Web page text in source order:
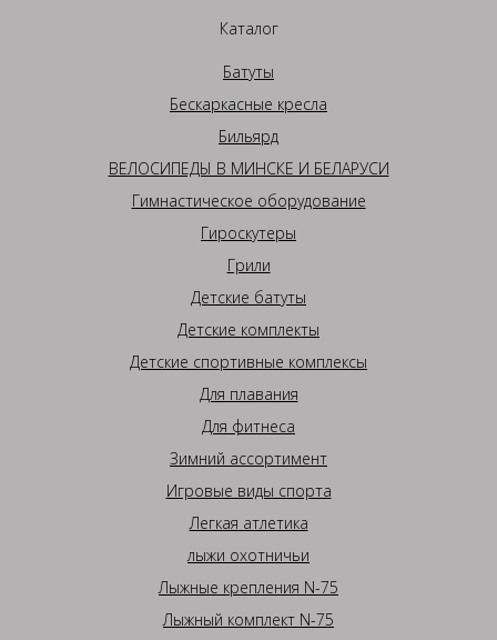
Каталог
Батуты
Бескаркасные кресла
Бильярд
ВЕЛОСИПЕДЫ В МИНСКЕ И БЕЛАРУСИ
Гимнастическое оборудование
Гироскутеры
Грили
Детские батуты
Детские комплекты
Детские спортивные комплексы
Для плавания
Для фитнеса
Зимний ассортимент
Игровые виды спорта
Легкая атлетика
лыжи охотничьи
Лыжные крепления N-75
Лыжный комплект N-75